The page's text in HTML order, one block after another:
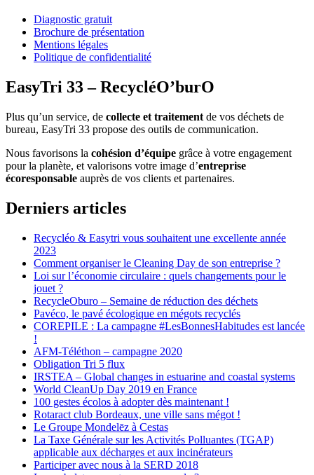
Diagnostic gratuit
Brochure de présentation
Mentions légales
Politique de confidentialité
EasyTri 33 – RecycléO’burO
Plus qu’un service, de collecte et traitement de vos déchets de
bureau, EasyTri 33 propose des outils de communication.
Nous favorisons la cohésion d’équipe grâce à votre engagement
pour la planète, et valorisons votre image d’entreprise
écoresponsable auprès de vos clients et partenaires.
Derniers articles
Recycléo & Easytri vous souhaitent une excellente année
2023
Comment organiser le Cleaning Day de son entreprise ?
Loi sur l’économie circulaire : quels changements pour le
jouet ?
RecycleOburo – Semaine de réduction des déchets
Pavéco, le pavé écologique en mégots recyclés
COREPILE : La campagne #LesBonnesHabitudes est lancée
!
AFM-Téléthon – campagne 2020
Obligation Tri 5 flux
IRSTEA – Global changes in estuarine and coastal systems
World CleanUp Day 2019 en France
100 gestes écolos à adopter dès maintenant !
Rotaract club Bordeaux, une ville sans mégot !
Le Groupe Mondelēz à Cestas
La Taxe Générale sur les Activités Polluantes (TGAP)
applicable aux décharges et aux incinérateurs
Participer avec nous à la SERD 2018